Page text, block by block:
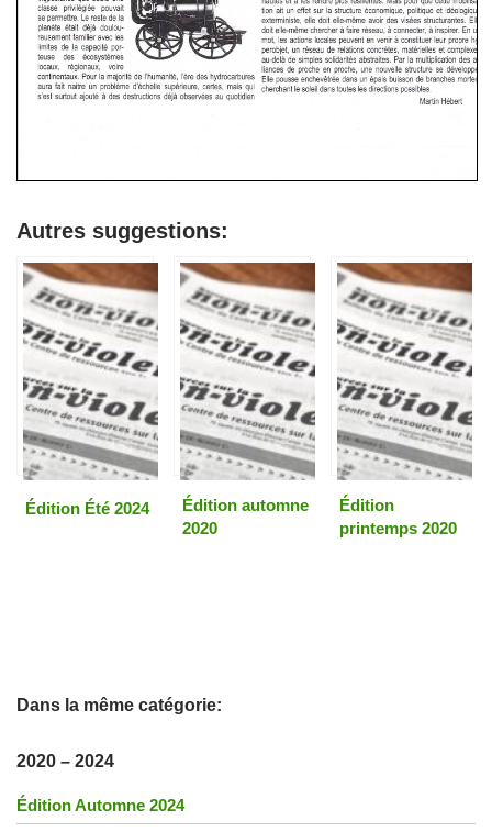
Autres suggestions:
Édition Été 2024
Édition automne
2020
Édition
printemps 2020
Dans la même catégorie:
2020 – 2024
Édition Automne 2024